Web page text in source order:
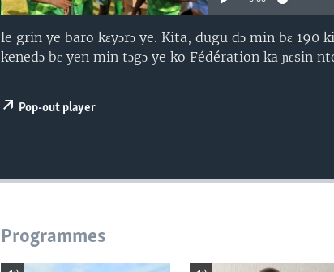
le grin ye baro kɛyɔrɔ ye. Kita, dugu dɔ min bɛ
kenedɔ bɛ yen min tɔgɔ ye ko Fédération ka ɲɛsin
Pop-out player
Programmes